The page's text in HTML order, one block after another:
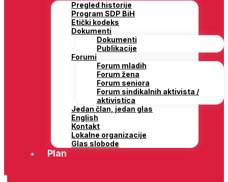
Pregled historije
Program SDP BiH
Etički kodeks
Dokumenti
Dokumenti
Publikacije
Forumi
Forum mladih
Forum žena
Forum seniora
Forum sindikalnih aktivista /
aktivistica
Jedan član, jedan glas
English
Kontakt
Lokalne organizacije
Glas slobode
Plan